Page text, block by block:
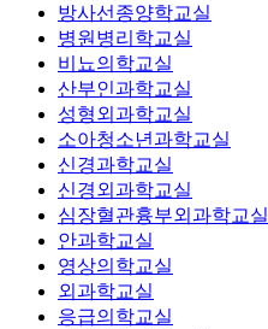
방사선종양학교실
병원병리학교실
비뇨의학교실
산부인과학교실
성형외과학교실
소아청소년과학교실
신경과학교실
신경외과학교실
심장혈관흉부외과학교실
안과학교실
영상의학교실
외과학교실
응급의학교실